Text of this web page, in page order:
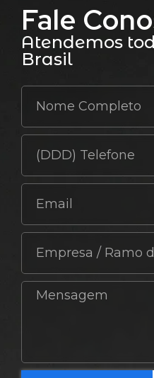
Fale
Atendemos
Brasil